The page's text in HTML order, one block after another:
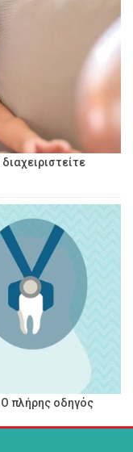
πλήρης οδηγός